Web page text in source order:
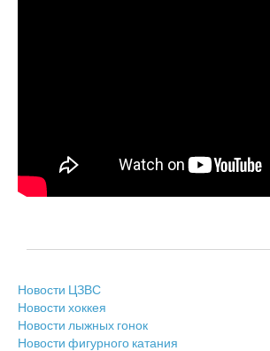
Новости ЦЗВС
Новости хоккея
Новости лыжных гонок
Новости фигурного катания